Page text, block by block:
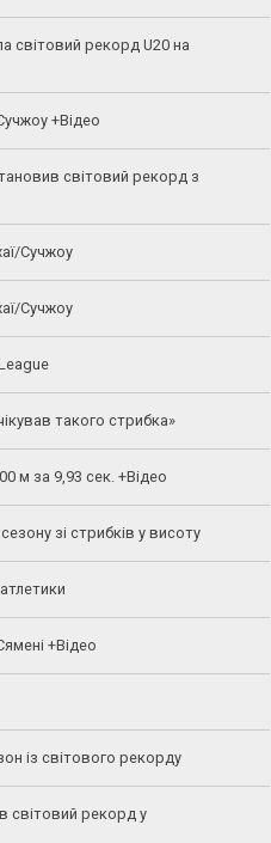
світовий рекорд U20 на
+Відео
світовий рекорд з
Сучжоу
Сучжоу
такого стрибка»
м за 9,93 сек. +Відео
зі стрибків у висоту
+Відео
із світового рекорду
світовий рекорд у